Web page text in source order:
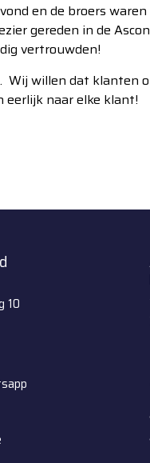
en de broers waren
gereden in de
vertrouwden!
Wij willen dat klanten
eerlijk naar elke klant!
10